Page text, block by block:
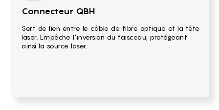
Connecteur QBH
Sert de lien entre le câble de fibre optique et la tête
laser. Empêche l'inversion du faisceau, protégeant
ainsi la source laser.